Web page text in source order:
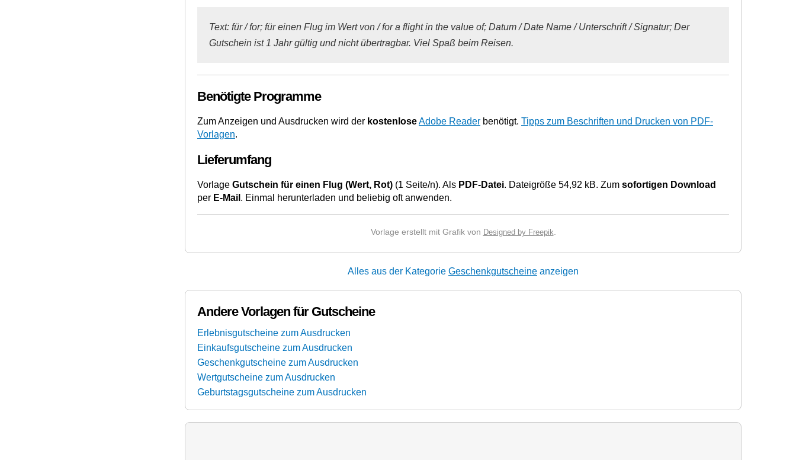
Text: für / for; für einen Flug im Wert von / for a flight in the value of; Datum / Date Name / Unterschrift / Signatur; Der
Gutschein ist 1 Jahr gültig und nicht übertragbar. Viel Spaß beim Reisen.
Benötigte Programme
Zum Anzeigen und Ausdrucken wird der kostenloseAdobe Reader benötigt. Tipps zum Beschriften und Drucken von PDF-
Vorlagen.
Lieferumfang
Vorlage Gutschein für einen Flug (Wert, Rot) (1 Seite/n). Als PDF-Datei. Dateigröße 54,92 kB. Zum sofortigen Download
per E-Mail . Einmal herunterladen und beliebig oft anwenden.
Vorlage erstellt mit Grafik von Designed by Freepik
Alles aus der Kategorie Geschenkgutscheine anzeigen
Andere Vorlagen für Gutscheine
Erlebnisgutscheine zum Ausdrucken
Einkaufsgutscheine zum Ausdrucken
Geschenkgutscheine zum Ausdrucken
Wertgutscheine zum Ausdrucken
Geburtstagsgutscheine zum Ausdrucken